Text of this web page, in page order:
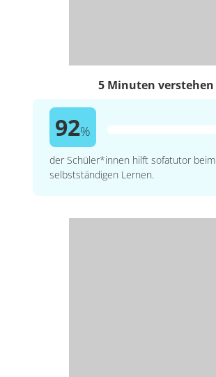
5 Minuten verstehen
92%
der Schüler*innen hilft sofatutor beim
selbstständigen Lernen.